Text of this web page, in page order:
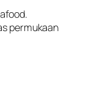
permukaan